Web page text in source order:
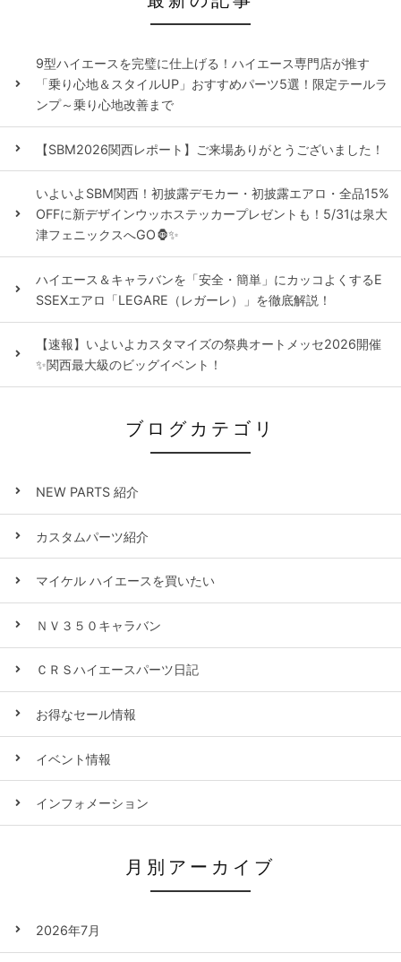
9型ハイエースを完璧に仕上げる！ハイエース専門店が推す
「乗り心地＆スタイルUP」おすすめパーツ5選！限定テールラ
ンプ～乗り心地改善まで
【SBM2026関西レポート】ご来場ありがとうございました！
いよいよSBM関西！初披露デモカー・初披露エアロ・全品15%
OFFに新デザインウッホステッカープレゼントも！5/31は泉大
津フェニックスへGO🦍✨
ハイエース＆キャラバンを「安全・簡単」にカッコよくするE
SSEXエアロ「LEGARE（レガーレ）」を徹底解説！
【速報】いよいよカスタマイズの祭典オートメッセ2026開催
✨関西最大級のビッグイベント！
ブログカテゴリ
NEW PARTS 紹介
カスタムパーツ紹介
マイケル ハイエースを買いたい
ＮＶ３５０キャラバン
ＣＲＳハイエースパーツ日記
お得なセール情報
イベント情報
インフォメーション
月別アーカイブ
2026年7月